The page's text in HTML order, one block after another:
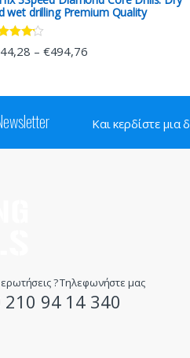
wet drilling Premium Quality
4.00
of 5
– €494,76
Και κερδίστε
? Τηλεφωνήστε μας
210 94 14 340